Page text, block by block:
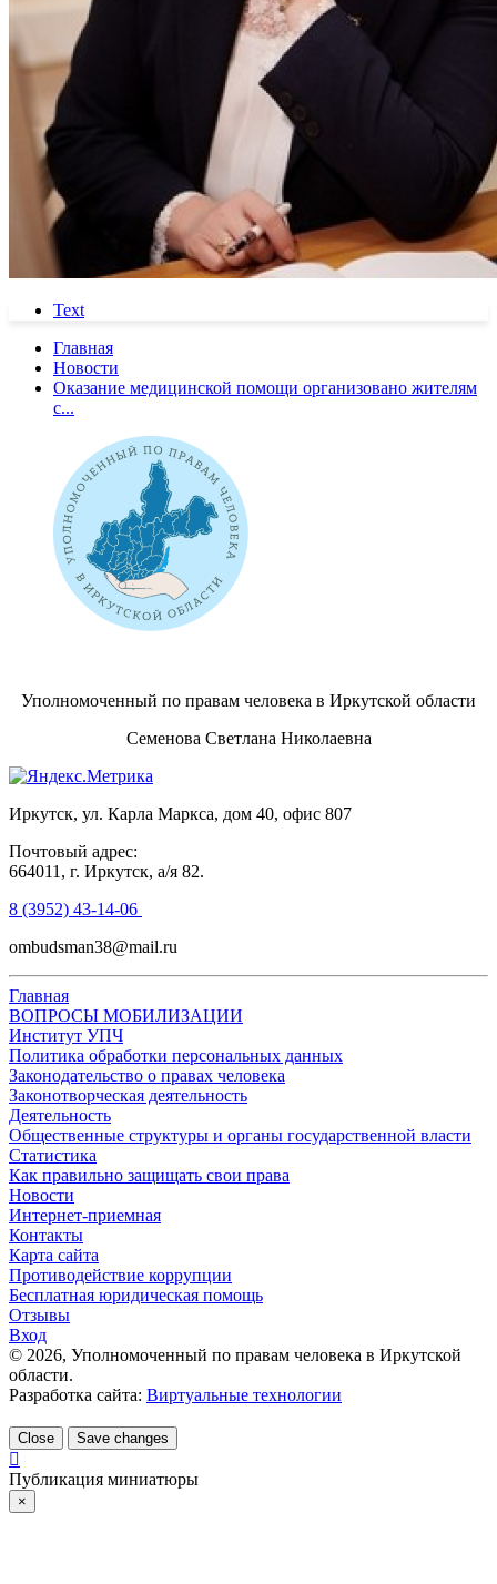
Text
Главная
Новости
Оказание медицинской помощи организовано жителям
с...
Уполномоченный по правам человека в Иркутской области
Семенова Светлана Николаевна
Иркутск, ул. Карла Маркса, дом 40, офис 807
Почтовый адрес:
664011, г. Иркутск, а/я 82.
8 (3952) 43-14-06
ombudsman38@mail.ru
Главная
ВОПРОСЫ МОБИЛИЗАЦИИ
Институт УПЧ
Политика обработки персональных данных
Законодательство о правах человека
Законотворческая деятельность
Деятельность
Общественные структуры и органы государственной власти
Статистика
Как правильно защищать свои права
Новости
Интернет-приемная
Контакты
Карта сайта
Противодействие коррупции
Бесплатная юридическая помощь
Отзывы
Вход
© 2026, Уполномоченный по правам человека в Иркутской
области.
Разработка сайта: Виртуальные технологии
Close Save changes
Публикация миниатюры
×